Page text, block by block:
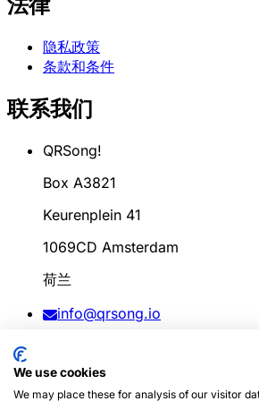
法律
隐私政策
条款和条件
联系我们
QRSong!
Box A3821
Keurenplein 41
1069CD Amsterdam
荷兰
info@qrsong.io
增值税: 8689.27.764.B.01
We use cookies
We may place these for analysis of our visitor